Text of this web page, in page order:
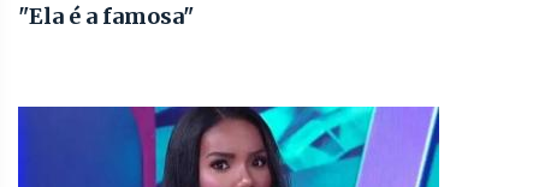
"Ela é a famosa"